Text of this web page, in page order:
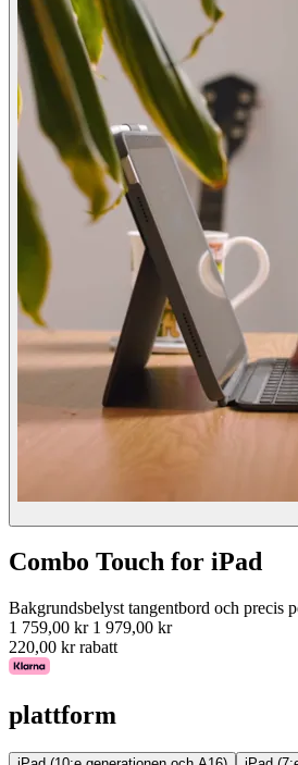
Combo Touch for iPad
Bakgrundsbelyst tangentbord och precis
1 759,00 kr 1 979,00 kr
220,00 kr rabatt
plattform